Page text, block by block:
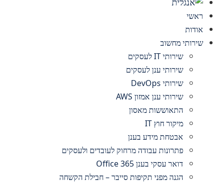
ראשי
אודות
שירותי מחשוב
שירותי IT לעסקים
שירותי ענן לעסקים
שירותי DevOps
שירותי ענן אמזון AWS
התאוששות מאסון
מיקור חוץ IT
אבטחת מידע בענן
פתרונות עבודה מרחוק לעובדים ולעסקים
דואר עסקי בענן Office 365
הגנה מפני תקיפות סייבר – חבילת הקשחה